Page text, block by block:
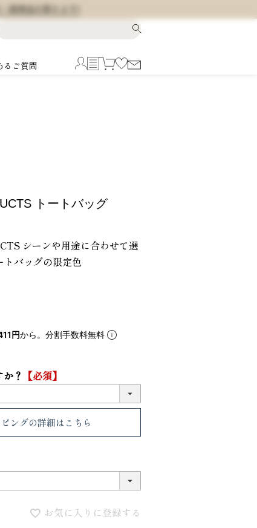
部商品を除きます)
るご質問
ト スエ
VIOLAdORO TRERO トレロ トー
トバッグ
トートバッグ
シーンや用途に合わせて選
バッグの限定色
円から。分割手数料無料
？ 【必須】
ングの詳細はこちら
お気に入りに登録する